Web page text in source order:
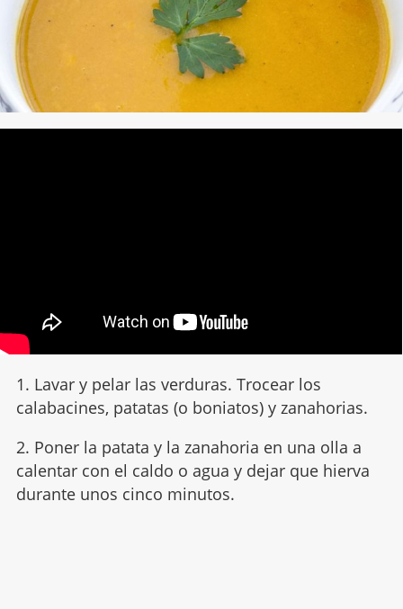
1. Lavar y pelar las verduras. Trocear los
calabacines, patatas (o boniatos) y zanahorias.
2. Poner la patata y la zanahoria en una olla a
calentar con el caldo o agua y dejar que hierva
durante unos cinco minutos.